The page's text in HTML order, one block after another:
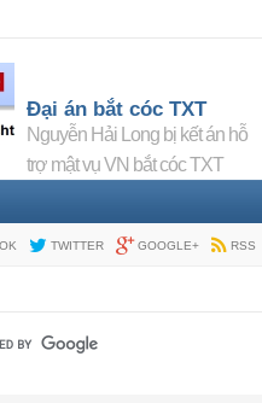
Đại án bắt cóc TXT
Nguyễn Hải Long bị kết án hỗ
trợ mật vụ VN bắt cóc TXT
TWITTER GOOGLE+ RSS